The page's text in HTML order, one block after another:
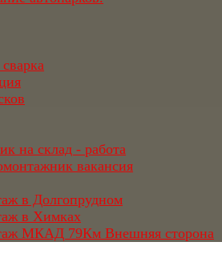
на склад - работа
вакансия
в Долгопрудном
в Химках
МКАД 79Км Внешняя сторона